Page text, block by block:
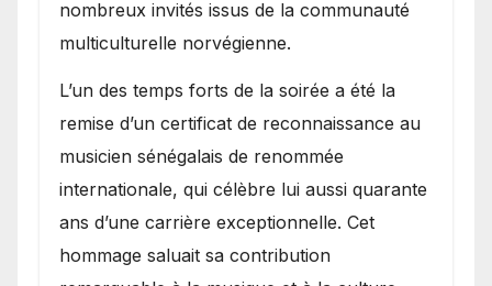
nombreux invités issus de la communauté
multiculturelle norvégienne.
​L’un des temps forts de la soirée a été la
remise d’un certificat de reconnaissance au
musicien sénégalais de renommée
internationale, qui célèbre lui aussi quarante
ans d’une carrière exceptionnelle. Cet
hommage saluait sa contribution